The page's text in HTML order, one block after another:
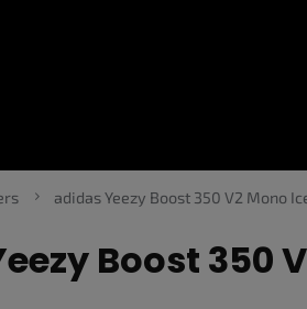
adidas Yeezy Boost 350 V2 Mono
Boost 350